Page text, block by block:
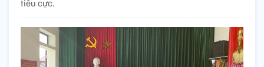
tiêu cực.